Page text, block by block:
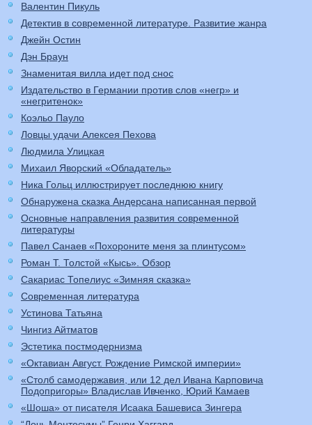
Валентин Пикуль
Детектив в современной литературе. Развитие жанра
Джейн Остин
Дэн Браун
Знаменитая вилла идет под снос
Издательство в Германии против слов «негр» и
«негритенок»
Коэльо Пауло
Ловцы удачи Алексея Пехова
Людмила Улицкая
Михаил Яворский «Обладатель»
Ника Гольц иллюстрирует последнюю книгу
Обнаружена сказка Андерсана написанная первой
Основные направления развития современной
литературы
Павел Санаев «Похороните меня за плинтусом»
Роман Т. Толстой «Кысь». Обзор
Сакариас Топелиус «Зимняя сказка»
Современная литература
Устинова Татьяна
Чингиз Айтматов
Эстетика постмодернизма
«Октавиан Август. Рождение Римской империи»
«Столб самодержавия, или 12 дел Ивана Карповича
Подопригоры» Владислав Ивченко, Юрий Камаев
«Шоша» от писателя Исаака Башевиса Зингера